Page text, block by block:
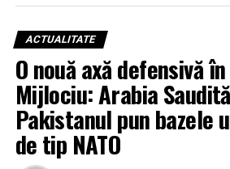
ACTUALITATE
O nouă axă defensivă
Mijlociu: Arabia
Pakistanul pun bazele
de tip NATO